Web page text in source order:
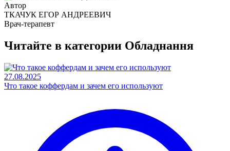
Автор
ТКАЧУК ЕГОР АНДРЕЕВИЧ
Врач-терапевт
Читайте в категории Обладнання
27.08.2025
Что такое коффердам и зачем его используют